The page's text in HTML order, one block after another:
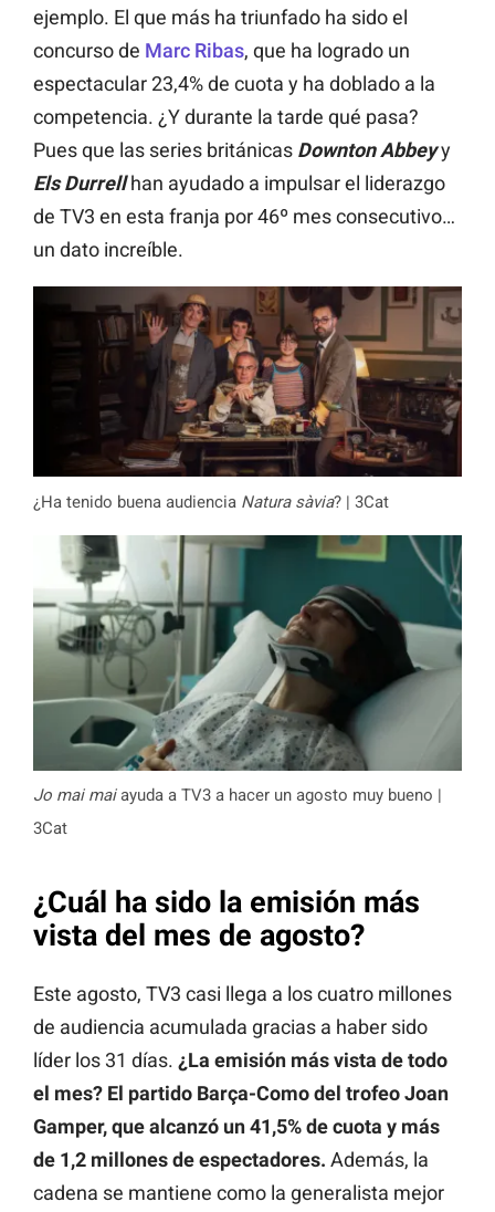
ejemplo. El que más ha triunfado ha sido el
concurso de Marc Ribas, que ha logrado un
espectacular 23,4% de cuota y ha doblado a la
competencia. ¿Y durante la tarde qué pasa?
Pues que las series británicas Downton Abbeyy
Els Durrellhan ayudado a impulsar el liderazgo
de TV3 en esta franja por 46º mes consecutivo…
un dato increíble.
¿Ha tenido buena audiencia Natura sàvia? | 3Cat
Jo mai maiayuda a TV3 a hacer un agosto muy bueno |
3Cat
¿Cuál ha sido la emisión más
vista del mes de agosto?
Este agosto, TV3 casi llega a los cuatro millones
de audiencia acumulada gracias a haber sido
líder los 31 días. ¿La emisión más vista de todo
el mes? El partido Barça-Como del trofeo Joan
Gamper, que alcanzó un 41,5% de cuota y más
de 1,2 millones de espectadores. Además, la
cadena se mantiene como la generalista mejor